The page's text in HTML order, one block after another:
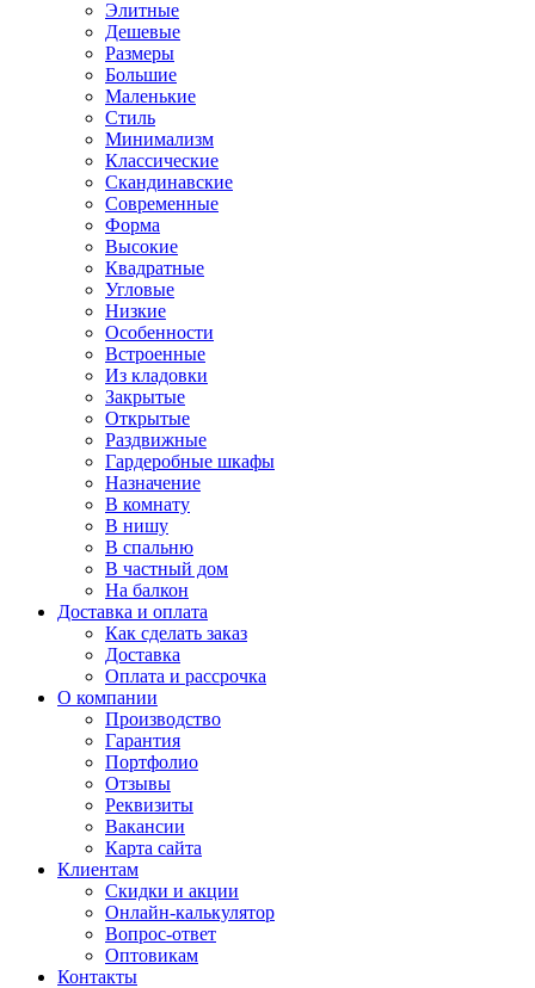
Элитные
Дешевые
Размеры
Большие
Маленькие
Стиль
Минимализм
Классические
Скандинавские
Современные
Форма
Высокие
Квадратные
Угловые
Низкие
Особенности
Встроенные
Из кладовки
Закрытые
Открытые
Раздвижные
Гардеробные шкафы
Назначение
В комнату
В нишу
В спальню
В частный дом
На балкон
Доставка и оплата
Как сделать заказ
Доставка
Оплата и рассрочка
О компании
Производство
Гарантия
Портфолио
Отзывы
Реквизиты
Вакансии
Карта сайта
Клиентам
Скидки и акции
Онлайн-калькулятор
Вопрос-ответ
Оптовикам
Контакты